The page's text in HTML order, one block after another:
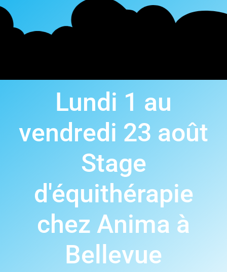
Lundi 1 au
vendredi 23 août
Stage
d'équithérapie
chez Anima à
Bellevue